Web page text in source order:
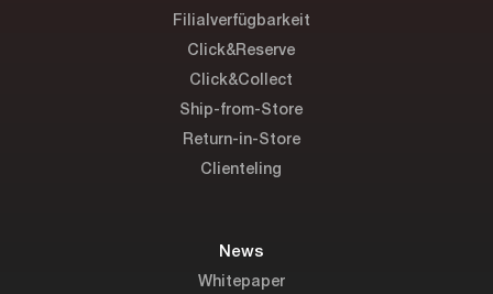
Filialverfügbarkeit
Click&Reserve
Click&Collect
Ship-from-Store
Return-in-Store
Clienteling
News
Whitepaper